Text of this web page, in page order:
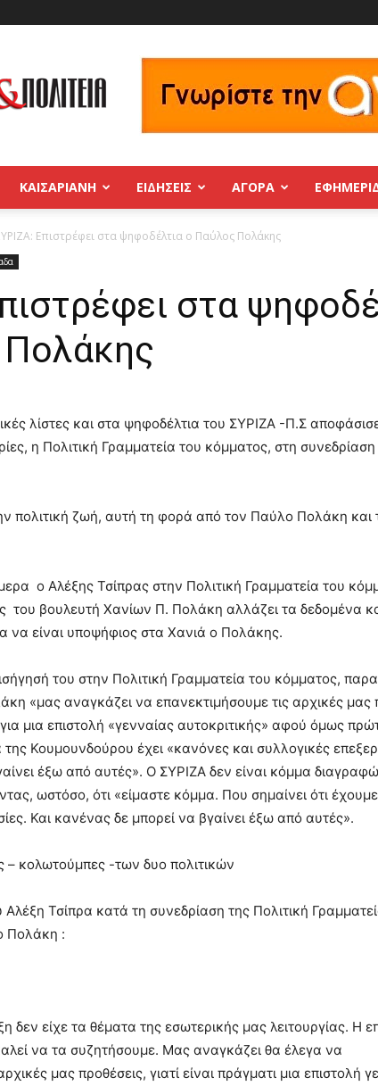
ΚΑΙΣΑΡΙΑΝΗ ΕΙΔΗΣΕΙΣ ΑΓΟΡΑ
Επιστρέφει στα ψηφοδέλτια ο Παύλος Πολάκης
στα
λίστες και στα ψηφοδέλτια του ΣΥΡΙΖΑ -Π.Σ
η Πολιτική Γραμματεία του κόμματος, στη
πολιτική ζωή, αυτή τη φορά από τον Παύλο Πολάκη και
ο Αλέξης Τσίπρας στην Πολιτική Γραμματεία του
του βουλευτή Χανίων Π. Πολάκη αλλάζει τα δεδομένα
να είναι υποψήφιος στα Χανιά ο Πολάκης.
του στην Πολιτική Γραμματεία του κόμματος,
«μας αναγκάζει να επανεκτιμήσουμε τις αρχικές μας
μια επιστολή «γενναίας αυτοκριτικής» αφού όμως
Κουμουνδούρου έχει «κανόνες και συλλογικές
έξω από αυτές». Ο ΣΥΡΙΖΑ δεν είναι κόμμα
ωστόσο, ότι «είμαστε κόμμα. Που σημαίνει ότι
Και κανένας δε μπορεί να βγαίνει έξω από αυτές».
– κολωτούμπες -των δυο πολιτικών
Τσίπρα κατά τη συνεδρίαση της Πολιτική
Πολάκη :
δεν είχε τα θέματα της εσωτερικής μας λειτουργίας. Η
να τα συζητήσουμε. Μας αναγκάζει θα έλεγα να
μας προθέσεις, γιατί είναι πράγματι μια επιστολή